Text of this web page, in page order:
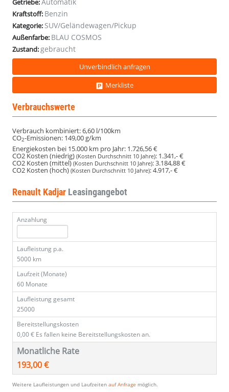
Getriebe:
Kraftstoff: Benzin
Kategorie: SUV/Geländewagen/Pickup
Außenfarbe: BLAU COSMOS
Zustand: gebraucht
Unverbindlich anfragen
Merkliste
Verbrauchswerte
Verbrauch kombiniert:6,60 l/100km
CO2-Emissionen: 149,00 g/km
Energiekosten bei 15.000 km pro Jahr: 1.726,56 €
CO2 Kosten (niedrig) (Kosten Durchschnitt 10 Jahre): 1.341,- €
CO2 Kosten (mittel)(Kosten Durchschnitt 10 Jahre):3.184,88 €
CO2 Kosten (hoch) (Kosten Durchschnitt 10 Jahre):4.917,- €
Renault Kadjar Leasingangebot
Anzahlung
Laufleistung p.a.
5000 km
Laufzeit (Monate)
60 Monate
Laufleistung gesamt
25000
Bereitstellungskosten
0,00 € Es fallen keine Bereitstellungskosten an.
Monatliche Rate
193,00 €
Weitere Laufleistungen und Laufzeiten auf Anfrage möglich.